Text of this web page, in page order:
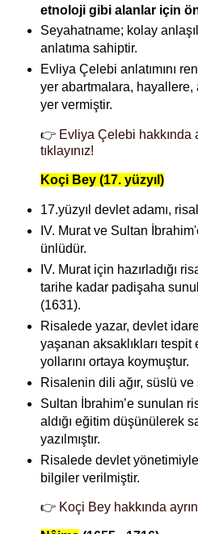
etnoloji gibi alanlar için
Seyahatname; kolay
anlatıma sahiptir.
Evliya Çelebi anlatımını
yer abartmalara,
yer vermiştir.
👉 Evliya Çelebi hakkında
tıklayınız!
Koçi Bey (17. yüzyıl)
17.yüzyıl devlet adamı,
IV. Murat ve Sultan
ünlüdür.
IV. Murat için hazırladığı
tarihe kadar padişaha
(1631).
Risalede yazar, devlet
yaşanan aksaklıkları
yollarını ortaya koymuştur.
Risalenin dili ağır, süslü ve
Sultan İbrahim’e sunulan
aldığı eğitim düşünülerek
yazılmıştır.
Risalede devlet
bilgiler verilmiştir.
👉 Koçi Bey hakkında